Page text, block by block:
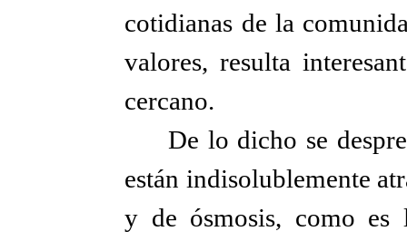
cotidianas de la
valores, resulta
cercano.
De lo dicho se
están indisolublemente
y de ósmosis, como es